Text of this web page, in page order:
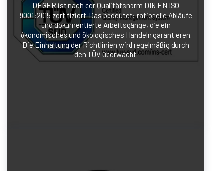
DEGER ist nach der Qualitätsnorm DIN EN ISO
9001:2015 zertifiziert. Das bedeutet: rationelle Abläufe
und dokumentierte Arbeitsgänge, die ein
ökonomisches und ökologisches Handeln garantieren.
Die Einhaltung der Richtlinien wird regelmäßig durch
den TÜV überwacht.